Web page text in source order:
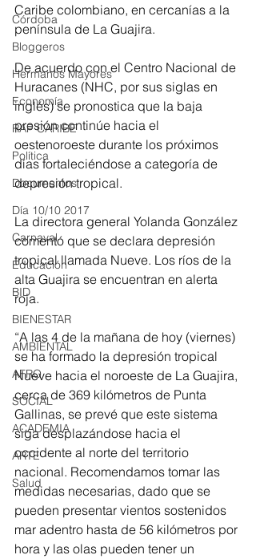
Córdoba
Bloggeros
Hermanos Mayores
Economía
RAP CARIBE
Política
Documentos
Día 10/10 2017
Carnaval
Educación
BID
BIENESTAR
AMBIENTAL
AFRO
SOCIAL
ACADEMIA
ARTE
Salud
Caribe colombiano, en cercanías a la
península de La Guajira.
De acuerdo con el Centro Nacional de
Huracanes (NHC, por sus siglas en
inglés) se pronostica que la baja
presión continúe hacia el
oestenoroeste durante los próximos
días fortaleciéndose a categoría de
depresión tropical.
La directora general Yolanda González
comentó que se declara depresión
tropical llamada Nueve. Los ríos de la
alta Guajira se encuentran en alerta
roja.
“A las 4 de la mañana de hoy (viernes)
se ha formado la depresión tropical
Nueve hacia el noroeste de La Guajira,
cerca de 369 kilómetros de Punta
Gallinas, se prevé que este sistema
siga desplazándose hacia el
occidente al norte del territorio
nacional. Recomendamos tomar las
medidas necesarias, dado que se
pueden presentar vientos sostenidos
mar adentro hasta de 56 kilómetros por
hora y las olas pueden tener un